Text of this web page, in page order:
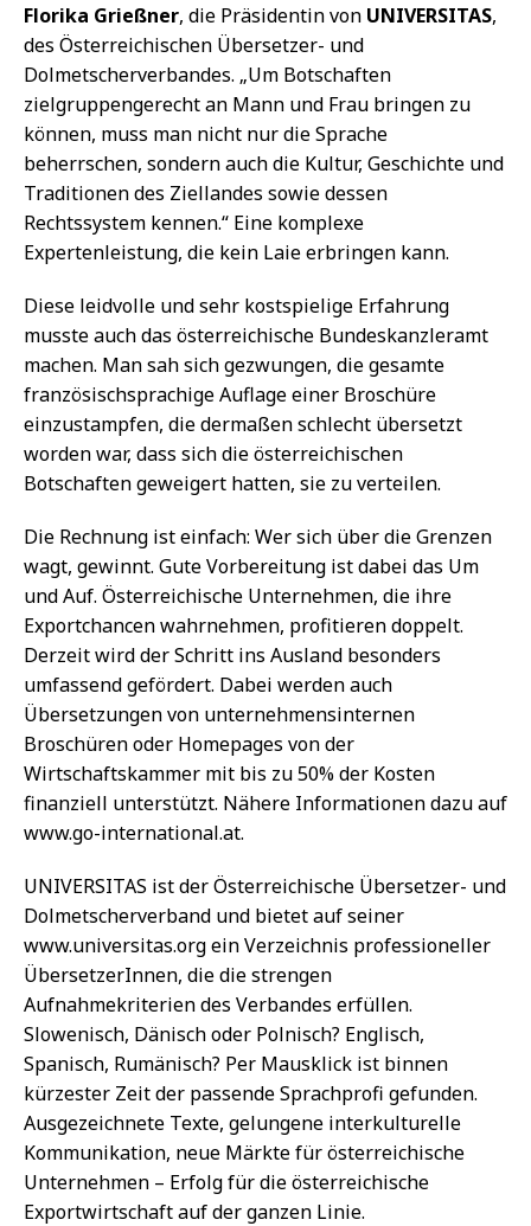
Florika Grießner, die Präsidentin von UNIVERSITAS,
des Österreichischen Übersetzer- und
Dolmetscherverbandes. „Um Botschaften
zielgruppengerecht an Mann und Frau bringen zu
können, muss man nicht nur die Sprache
beherrschen, sondern auch die Kultur, Geschichte und
Traditionen des Ziellandes sowie dessen
Rechtssystem kennen.“ Eine komplexe
Expertenleistung, die kein Laie erbringen kann.
Diese leidvolle und sehr kostspielige Erfahrung
musste auch das österreichische Bundeskanzleramt
machen. Man sah sich gezwungen, die gesamte
französischsprachige Auflage einer Broschüre
einzustampfen, die dermaßen schlecht übersetzt
worden war, dass sich die österreichischen
Botschaften geweigert hatten, sie zu verteilen.
Die Rechnung ist einfach: Wer sich über die Grenzen
wagt, gewinnt. Gute Vorbereitung ist dabei das Um
und Auf. Österreichische Unternehmen, die ihre
Exportchancen wahrnehmen, profitieren doppelt.
Derzeit wird der Schritt ins Ausland besonders
umfassend gefördert. Dabei werden auch
Übersetzungen von unternehmensinternen
Broschüren oder Homepages von der
Wirtschaftskammer mit bis zu 50% der Kosten
finanziell unterstützt. Nähere Informationen dazu auf
www.go-international.at.
UNIVERSITAS ist der Österreichische Übersetzer- und
Dolmetscherverband und bietet auf seiner
www.universitas.org ein Verzeichnis professioneller
ÜbersetzerInnen, die die strengen
Aufnahmekriterien des Verbandes erfüllen.
Slowenisch, Dänisch oder Polnisch? Englisch,
Spanisch, Rumänisch? Per Mausklick ist binnen
kürzester Zeit der passende Sprachprofi gefunden.
Ausgezeichnete Texte, gelungene interkulturelle
Kommunikation, neue Märkte für österreichische
Unternehmen – Erfolg für die österreichische
Exportwirtschaft auf der ganzen Linie.